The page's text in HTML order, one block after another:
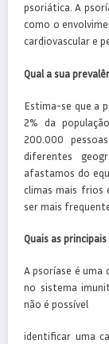
psoriática. A
como o
cardiovascular e
Qual a sua
Estima-se que a
2% da
200.000
diferentes
afastamos do
climas mais frios
ser mais
Quais as principais
A psoríase é uma
no sistema
não é possível
identificar uma